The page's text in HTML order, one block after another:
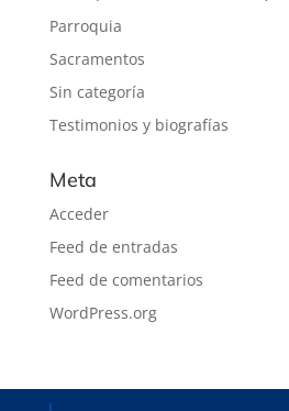
Parroquia
Sacramentos
Sin categoría
Testimonios y biografías
Meta
Acceder
Feed de entradas
Feed de comentarios
WordPress.org